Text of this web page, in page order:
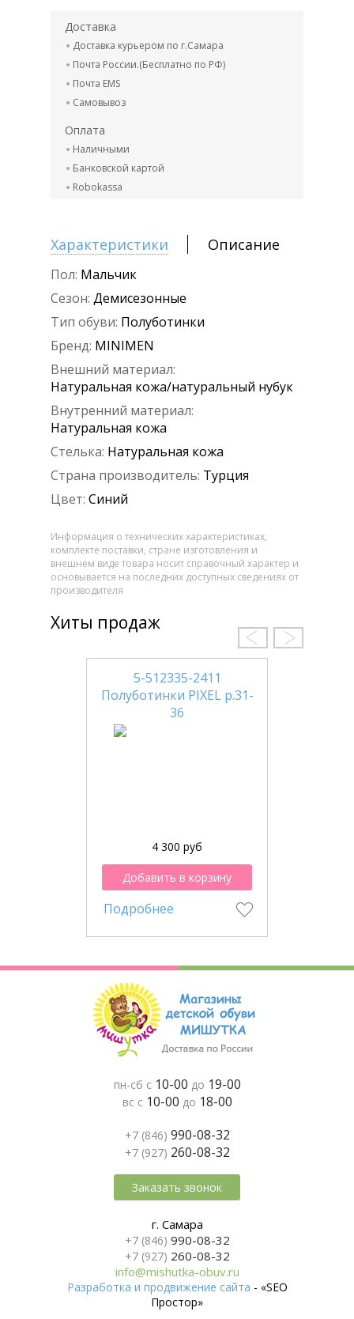
Доставка
Доставка курьером по г.Самара
Почта России.(Бесплатно по РФ)
Почта EMS
Самовывоз
Оплата
Наличными
Банковской картой
Robokassa
Характеристики Описание
Пол: Мальчик
Сезон: Демисезонные
Тип обуви: Полуботинки
Бренд: MINIMEN
Внешний материал:
Натуральная кожа/натуральный нубук
Внутренний материал:
Натуральная кожа
Стелька: Натуральная кожа
Страна производитель: Турция
Цвет: Синий
Информация о технических характеристиках,
комплекте поставки, стране изготовления и
внешнем виде товара носит справочный характер и
основывается на последних доступных сведениях от
производителя
Хиты продаж
5-512335-2411
Полуботинки PIXEL р.31-
36
4 300 руб
Добавить в корзину
Подробнее
пн-сб с 10-00 до 19-00
вс с 10-00 до 18-00
+7 (846) 990-08-32
+7 (927) 260-08-32
Заказать звонок
г. Самара
+7 (846) 990-08-32
+7 (927) 260-08-32
info@mishutka-obuv.ru
Разработка и продвижение сайта - «SEO
Простор»